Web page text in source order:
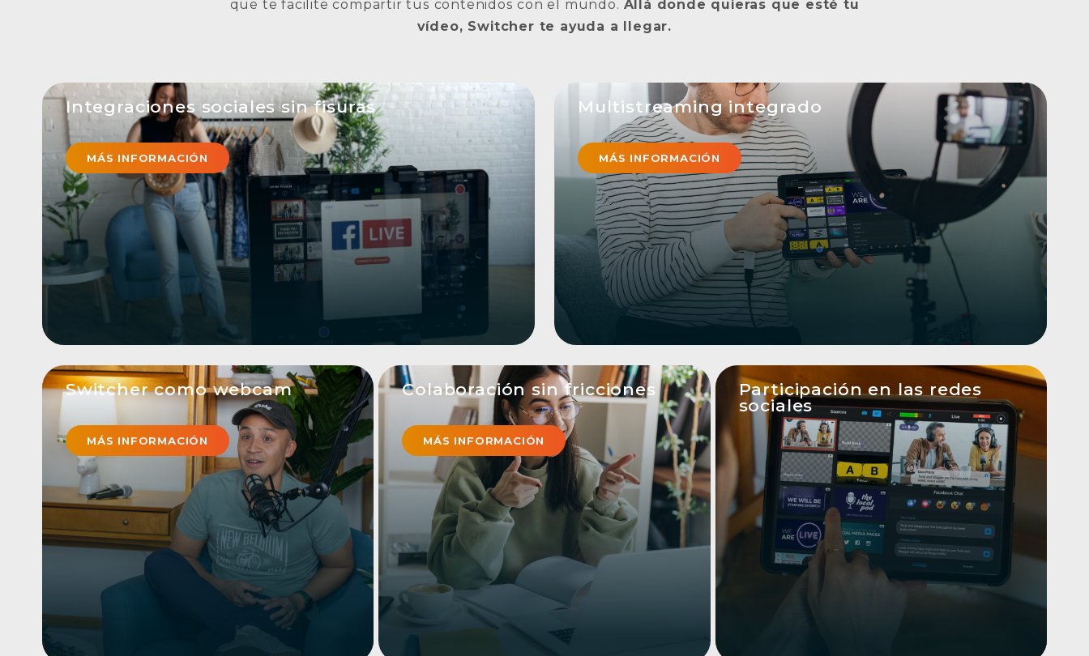
que te facilite compartir tus contenidos con el mundo. Allá donde quieras que esté tu
vídeo, Switcher te ayuda a llegar.
Integraciones sociales sin fisuras
Facebook, YouTube, Twitch - su propio sitio web - aumente su
audiencia en las mayores plataformas de streaming en directo y
redes sociales con un solo clic. Nuestras integraciones directas sin
fisuras y la funcionalidad RTMP personalizada hacen que sea fácil
llegar a todos tus destinos. Además, las retransmisiones en directo
con Switcher son ilimitadas, por lo que puedes seguir en directo
todo el tiempo que quieras.
MÁS INFORMACIÓN
Multistreaming integrado
Aumente sus visitas llegando a su público allí donde esté. La
retransmisión múltiple incorporada significa que puede aumentar
drásticamente el impacto de sus retransmisiones en directo sin
ningún software adicional (ni ancho de banda adicional)
retransmitiendo a varias plataformas a la vez. Elija entre Facebook y
YouTube, su sitio web y prácticamente cualquier otra plataforma
que utilice RTMP personalizado.
MÁS INFORMACIÓN
Switcher como webcam
¿Listo para mejorar tus videoconferencias?
Utiliza tu iPhone como cámara web y
transmite vídeo desde Switcher
directamente a plataformas de
videoconferencia como Zoom, Microsoft
Teams y Google Meet, lo que te ayudará a
mejorar tus reuniones virtuales e híbridas,
seminarios web, experiencias virtuales y
mucho más.
MÁS INFORMACIÓN
Colaboración sin fricciones
Comparta la pantalla y el protagonismo.
Invita a tus invitados a unirse a tu
producción con Switcher desde cualquier
lugar del mundo y desde casi cualquier
teléfono o webcam. Tus invitados remotos
pueden incluso compartir las pantallas de
sus ordenadores y previsualizar la
producción desde sus dispositivos. El vídeo
es mejor juntos.
MÁS INFORMACIÓN
Participación en las redes
sociales
Cuando utilice Switcher para retransmitir
en las redes sociales, nuestras herramientas
de interacción integradas pueden cultivar
su audiencia impulsando la interactividad.
Crea encuestas en Facebook o ancla
comentarios a tu vídeo. Si eres un
comerciante de Shopify, incluso puedes
usar la función Comment to Cart de
Switcher para vender directamente en